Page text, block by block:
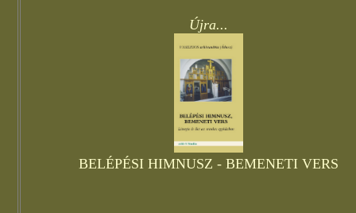
Újra...
BELÉPÉSI HIMNUSZ - BEMENETI VERS